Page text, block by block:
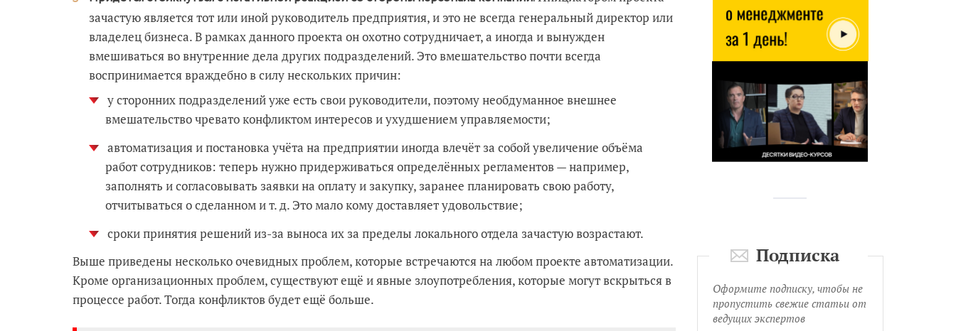
зачастую является тот или иной руководитель предприятия, и это не всегда генеральный директор или
владелец бизнеса. В рамках данного проекта он охотно сотрудничает, а иногда и вынужден
вмешиваться во внутренние дела других подразделений. Это вмешательство почти всегда
воспринимается враждебно в силу нескольких причин:
у сторонних подразделений уже есть свои руководители, поэтому необдуманное внешнее
вмешательство чревато конфликтом интересов и ухудшением управляемости;
автоматизация и постановка учёта на предприятии иногда влечёт за собой увеличение объёма
работ сотрудников: теперь нужно придерживаться определённых регламентов — например,
заполнять и согласовывать заявки на оплату и закупку, заранее планировать свою работу,
отчитываться о сделанном и т. д. Это мало кому доставляет удовольствие;
сроки принятия решений из-за выноса их за пределы локального отдела зачастую возрастают.
Выше приведены несколько очевидных проблем, которые встречаются на любом проекте автоматизации.
Кроме организационных проблем, существуют ещё и явные злоупотребления, которые могут вскрыться в
процессе работ. Тогда конфликтов будет ещё больше.
Подписка
Оформите подписку, чтобы не
пропустить свежие статьи от
ведущих экспертов